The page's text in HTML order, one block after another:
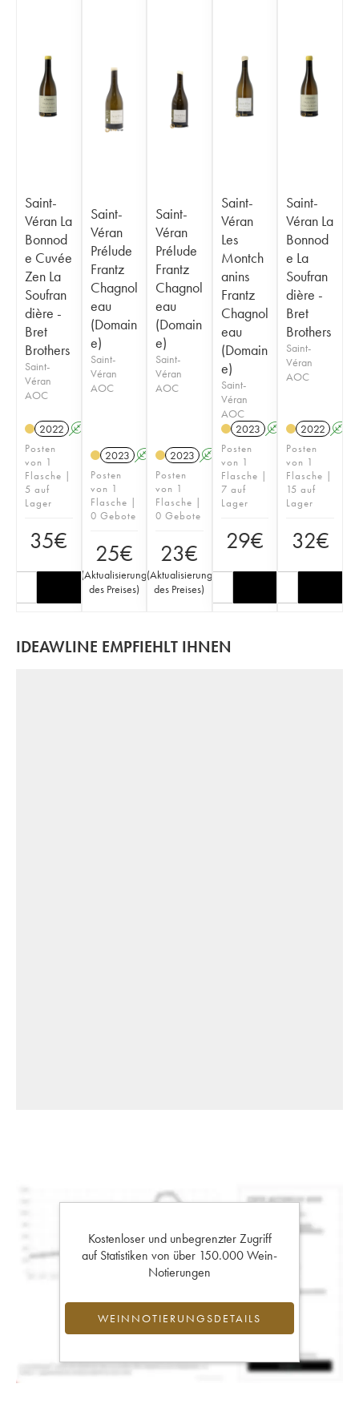
Saint-
Véran La
Bonnod
e Cuvée
Zen La
Soufran
dière -
Bret
Brothers
Saint-
Véran
AOC
2022 A
Posten
von 1
Flasche |
5 auf
Lager
35€
Saint-
Véran
Prélude
Frantz
Chagnol
eau
(Domain
e)
Saint-
Véran
AOC
2023 A
Posten
von 1
Flasche |
0 Gebote
25€
(Aktualisierung
des Preises)
Saint-
Véran
Prélude
Frantz
Chagnol
eau
(Domain
e)
Saint-
Véran
AOC
2023 A
Posten
von 1
Flasche |
0 Gebote
23€
(Aktualisierung
des Preises)
Saint-
Véran
Les
Montch
anins
Frantz
Chagnol
eau
(Domain
e)
Saint-
Véran
AOC
2023 A
Posten
von 1
Flasche |
7 auf
Lager
29€
Saint-
Véran La
Bonnod
e La
Soufran
dière -
Bret
Brothers
Saint-
Véran
AOC
2022 A
Posten
von 1
Flasche |
15 auf
Lager
32€
IDEAWLINE EMPFIEHLT IHNEN
Kostenloser und unbegrenzter Zugriff
auf Statistiken von über 150.000 Wein-
Notierungen
WEINNOTIERUNGSDETAILS